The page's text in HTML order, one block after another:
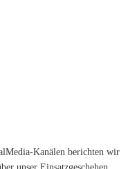
Kanälen berichten wir
unser Einsatzgeschehen.